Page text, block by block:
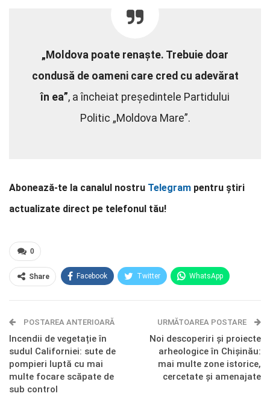
„Moldova poate renaște. Trebuie doar
condusă de oameni care cred cu adevărat
în ea”, a încheiat președintele Partidului
Politic „Moldova Mare”.
Abonează-te la canalul nostru Telegram pentru știri
actualizate direct pe telefonul tău!
0
Share Facebook Twitter WhatsApp
Telegram OK.ru
POSTAREA ANTERIOARĂ
Incendii de vegetație în
sudul Californiei: sute de
pompieri luptă cu mai
multe focare scăpate de
sub control
URMĂTOAREA POSTARE
Noi descoperiri și proiecte
arheologice în Chișinău:
mai multe zone istorice,
cercetate și amenajate